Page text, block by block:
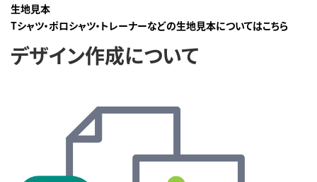
生地見本
Tシャツ・ポロシャツ・トレーナーなどの生地見本についてはこちら
デザイン作成について